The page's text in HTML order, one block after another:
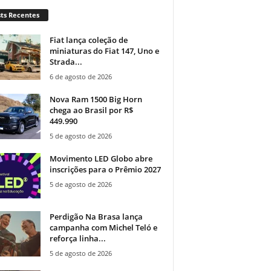
Recentes
Fiat lança coleção de
miniaturas do Fiat 147, Uno e
Strada...
6 de agosto de 2026
Nova Ram 1500 Big Horn
chega ao Brasil por R$
449.990
5 de agosto de 2026
Movimento LED Globo abre
inscrições para o Prêmio 2027
5 de agosto de 2026
Perdigão Na Brasa lança
campanha com Michel Teló e
reforça linha...
5 de agosto de 2026